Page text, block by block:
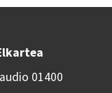
01400